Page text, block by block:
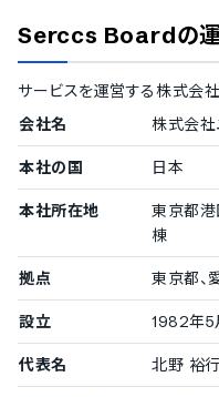
500〜999名
株式会社キューブシステ
Serccs Boardの
サービスを運営する株式会
会社名
株式会社
本社の国 日本
本社所在地
東京都
棟
拠点 東京都、
設立 1982年5
代表名 北野 裕行